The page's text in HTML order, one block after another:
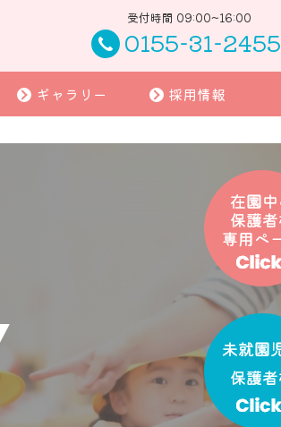
受付時間 09:00~16:00
0155-31-2455
ギャラリー 採用情報